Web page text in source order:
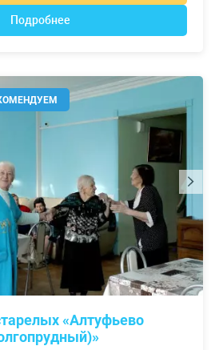
Подробнее
«Алтуфьево